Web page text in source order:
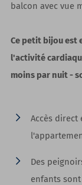
balcon avec vue
Ce petit bijou est
l'activité
moins par nuit -
Accès
Des
enfants